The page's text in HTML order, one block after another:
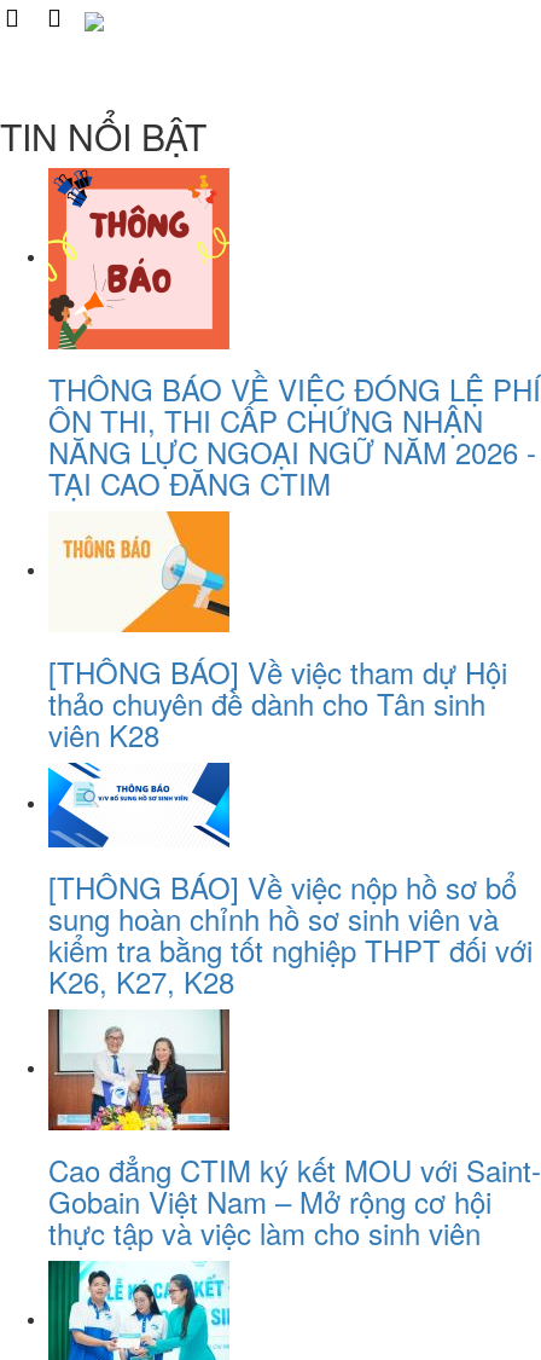
TIN NỔI BẬT
THÔNG BÁO VỀ VIỆC ĐÓNG LỆ PHÍ
ÔN THI, THI CẤP CHỨNG NHẬN
NĂNG LỰC NGOẠI NGỮ NĂM 2026 -
TẠI CAO ĐĂNG CTIM
[THÔNG BÁO] Về việc tham dự Hội
thảo chuyên đề dành cho Tân sinh
viên K28
[THÔNG BÁO] Về việc nộp hồ sơ bổ
sung hoàn chỉnh hồ sơ sinh viên và
kiểm tra bằng tốt nghiệp THPT đối với
K26, K27, K28
Cao đẳng CTIM ký kết MOU với Saint-
Gobain Việt Nam – Mở rộng cơ hội
thực tập và việc làm cho sinh viên